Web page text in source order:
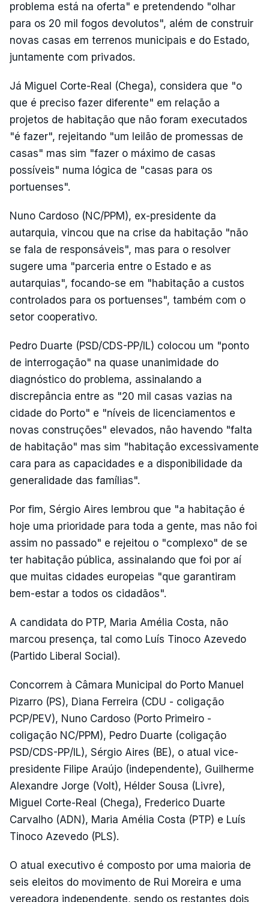
problema está na oferta" e pretendendo "olhar
para os 20 mil fogos devolutos", além de construir
novas casas em terrenos municipais e do Estado,
juntamente com privados.
Já Miguel Corte-Real (Chega), considera que "o
que é preciso fazer diferente" em relação a
projetos de habitação que não foram executados
"é fazer", rejeitando "um leilão de promessas de
casas" mas sim "fazer o máximo de casas
possíveis" numa lógica de "casas para os
portuenses".
Nuno Cardoso (NC/PPM), ex-presidente da
autarquia, vincou que na crise da habitação "não
se fala de responsáveis", mas para o resolver
sugere uma "parceria entre o Estado e as
autarquias", focando-se em "habitação a custos
controlados para os portuenses", também com o
setor cooperativo.
Pedro Duarte (PSD/CDS-PP/IL) colocou um "ponto
de interrogação" na quase unanimidade do
diagnóstico do problema, assinalando a
discrepância entre as "20 mil casas vazias na
cidade do Porto" e "níveis de licenciamentos e
novas construções" elevados, não havendo "falta
de habitação" mas sim "habitação excessivamente
cara para as capacidades e a disponibilidade da
generalidade das famílias".
Por fim, Sérgio Aires lembrou que "a habitação é
hoje uma prioridade para toda a gente, mas não foi
assim no passado" e rejeitou o "complexo" de se
ter habitação pública, assinalando que foi por aí
que muitas cidades europeias "que garantiram
bem-estar a todos os cidadãos".
A candidata do PTP, Maria Amélia Costa, não
marcou presença, tal como Luís Tinoco Azevedo
(Partido Liberal Social).
Concorrem à Câmara Municipal do Porto Manuel
Pizarro (PS), Diana Ferreira (CDU - coligação
PCP/PEV), Nuno Cardoso (Porto Primeiro -
coligação NC/PPM), Pedro Duarte (coligação
PSD/CDS-PP/IL), Sérgio Aires (BE), o atual vice-
presidente Filipe Araújo (independente), Guilherme
Alexandre Jorge (Volt), Hélder Sousa (Livre),
Miguel Corte-Real (Chega), Frederico Duarte
Carvalho (ADN), Maria Amélia Costa (PTP) e Luís
Tinoco Azevedo (PLS).
O atual executivo é composto por uma maioria de
seis eleitos do movimento de Rui Moreira e uma
vereadora independente, sendo os restantes dois